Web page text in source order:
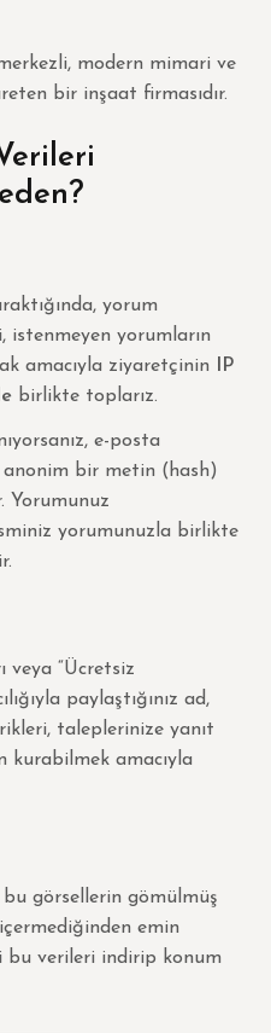
modern mimari ve
bir inşaat firmasıdır.
yorum
yorumların
amacıyla ziyaretçinin
IP
birlikte toplarız.
e-posta
bir metin (hash)
Yorumunuz
yorumunuzla birlikte
veya “Ücretsiz
paylaştığınız ad,
taleplerinize yanıt
kurabilmek amacıyla
görsellerin gömülmüş
emin
bu verileri indirip konum